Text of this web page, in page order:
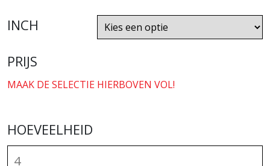
INCH
PRIJS
MAAK DE SELECTIE HIERBOVEN VOL!
HOEVEELHEID